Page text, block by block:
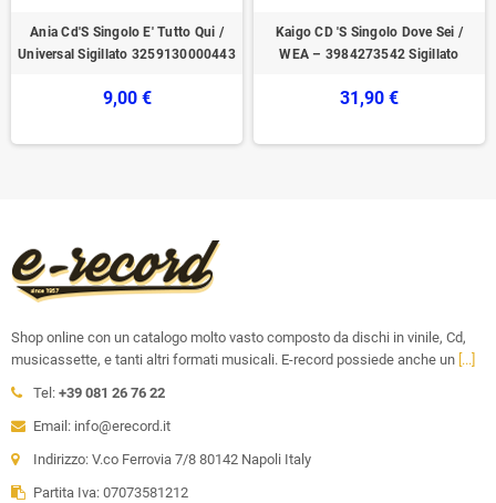
Ania Cd'S Singolo E' Tutto Qui /
Universal Sigillato 3259130000443
9,00 €
Kaigo CD 'S Singolo Dove Sei /
WEA – 3984273542 Sigillato
31,90 €
Shop online con un catalogo molto vasto composto da dischi in vinile, Cd,
musicassette, e tanti altri formati musicali. E-record possiede anche un [...]
Tel: +39 081 26 76 22
Email: info@erecord.it
Indirizzo: V.co Ferrovia 7/8 80142 Napoli Italy
Partita Iva: 07073581212